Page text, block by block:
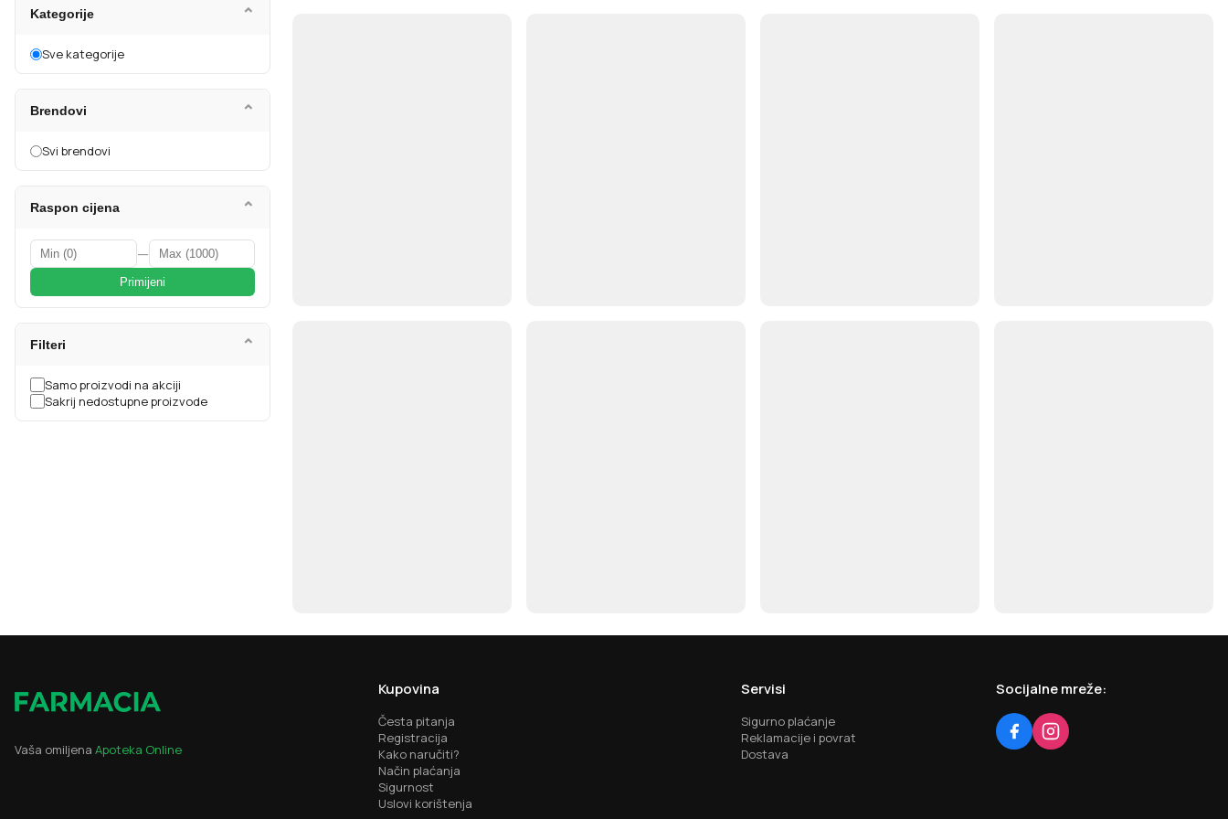
Kategorije ⌄
Sve kategorije
Brendovi ⌄
Svi brendovi
Raspon cijena ⌄
—
Primijeni
Filteri ⌄
Samo proizvodi na akciji
Sakrij nedostupne proizvode
Vaša omiljena Apoteka Online
Kupovina
Česta pitanja
Registracija
Kako naručiti?
Način plaćanja
Sigurnost
Uslovi korištenja
Servisi
Sigurno plaćanje
Reklamacije i povrat
Dostava
Socijalne mreže: